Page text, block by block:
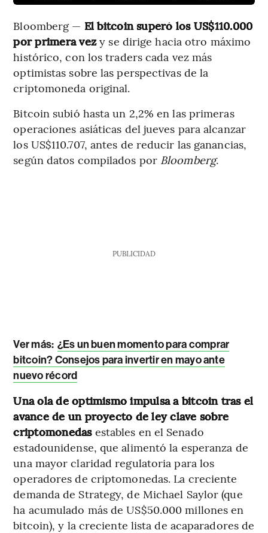
Bloomberg — El bitcoin superó los US$110.000
por primera vezy se dirige hacia otro máximo
histórico, con los traders cada vez más
optimistas sobre las perspectivas de la
criptomoneda original.
Bitcoin subió hasta un 2,2% en las primeras
operaciones asiáticas del jueves para alcanzar
los US$110.707, antes de reducir las ganancias,
según datos compilados por Bloomberg.
PUBLICIDAD
Ver más: ¿Es un buen momento para comprar
bitcoin? Consejos para invertir en mayo ante
nuevo récord
Una ola de optimismo impulsa a bitcoin tras el
avance de un proyecto de ley clave sobre
criptomonedasestables en el Senado
estadounidense, que alimentó la esperanza de
una mayor claridad regulatoria para los
operadores de criptomonedas. La creciente
demanda de Strategy, de Michael Saylor (que
ha acumulado más de US$50.000 millones en
bitcoin), y la creciente lista de acaparadores de